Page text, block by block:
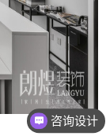
咨询设计